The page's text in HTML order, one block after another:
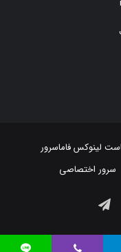
لینوکسفاماسرور
سرور اختصاصی